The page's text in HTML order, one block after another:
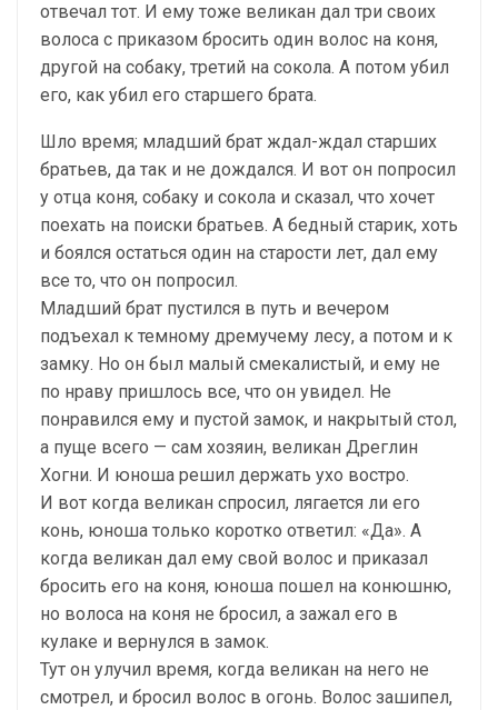
отвечал тот. И ему тоже великан дал три своих
волоса с приказом бросить один волос на коня,
другой на собаку, третий на сокола. А потом убил
его, как убил его старшего брата.
Шло время; младший брат ждал-ждал старших
братьев, да так и не дождался. И вот он попросил
у отца коня, собаку и сокола и сказал, что хочет
поехать на поиски братьев. А бедный старик, хоть
и боялся остаться один на старости лет, дал ему
все то, что он попросил.
Младший брат пустился в путь и вечером
подъехал к темному дремучему лесу, а потом и к
замку. Но он был малый смекалистый, и ему не
по нраву пришлось все, что он увидел. Не
понравился ему и пустой замок, и накрытый стол,
а пуще всего — сам хозяин, великан Дреглин
Хогни. И юноша решил держать ухо востро.
И вот когда великан спросил, лягается ли его
конь, юноша только коротко ответил: «Да». А
когда великан дал ему свой волос и приказал
бросить его на коня, юноша пошел на конюшню,
но волоса на коня не бросил, а зажал его в
кулаке и вернулся в замок.
Тут он улучил время, когда великан на него не
смотрел, и бросил волос в огонь. Волос зашипел,